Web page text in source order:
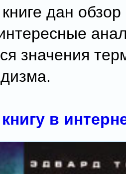
дан обзор
значения
в